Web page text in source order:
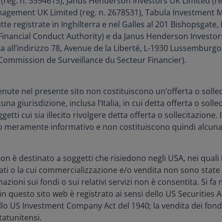
è gestore di portafoglio del team Multi-Asset di Janus
2024. È entrato nell'azienda come analista di ricerca nel
Confluence Technologies. In precedenza, è stato
2019 ha lavorato come analista di portafoglio di ETS
ha iniziato la sua carriera come tirocinante nel
Corporate & Investment Banking, nel 2017.
in finanza con una specializzazione in economia presso
studente-atleta della NCAA Division 1. Ha conseguito un
e ha conseguito le qualifiche di Financial Risk Manager®
9anni di esperienza nel settore finanziario.
UK Limited (reg. n. 2678531), Tabula Investment
registrate in Inghilterra e nel Galles al 201 Bishopsgate,
Conduct Authority) e da Janus Henderson
all’indirizzo 78, Avenue de la Liberté, L-1930
de Surveillance du Secteur Financier).
nel presente sito non costituiscono un’offerta o
giurisdizione, inclusa l’Italia, in cui detta offerta o
cui sia illecito rivolgere detta offerta o sollecitazione.
meramente informativo e non costituiscono quindi
è destinato a soggetti che risiedono negli USA, nei
o la cui commercializzazione e/o vendita non sono
sui fondi o sui relativi servizi non è consentita. Si fa
questo sito web è registrato ai sensi dello US Securities
US Investment Company Act del 1940; la vendita dei